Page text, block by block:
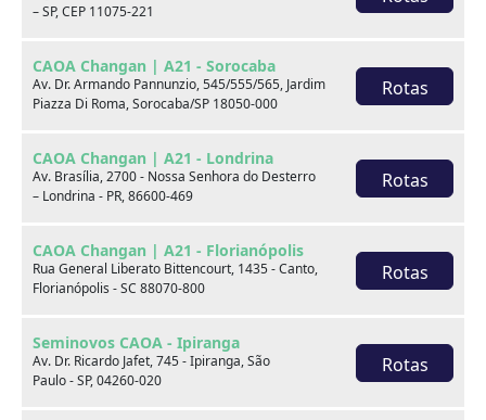
– SP, CEP 11075-221
CAOA Changan | A21 - Sorocaba
Av. Dr. Armando Pannunzio, 545/555/565, Jardim
Piazza Di Roma, Sorocaba/SP 18050-000
Rotas
CAOA Changan | A21 - Londrina
Av. Brasília, 2700 - Nossa Senhora do Desterro
– Londrina - PR, 86600-469
Rotas
CAOA Changan | A21 - Florianópolis
Rua General Liberato Bittencourt, 1435 - Canto,
Florianópolis - SC 88070-800
Rotas
Seminovos CAOA - Ipiranga
Av. Dr. Ricardo Jafet, 745 - Ipiranga, São
Paulo - SP, 04260-020
Rotas
Destaques